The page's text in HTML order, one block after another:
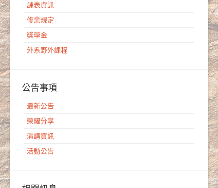
課表資訊
修業規定
獎學金
外系野外課程
公告事項
最新公告
榮耀分享
演講資訊
活動公告